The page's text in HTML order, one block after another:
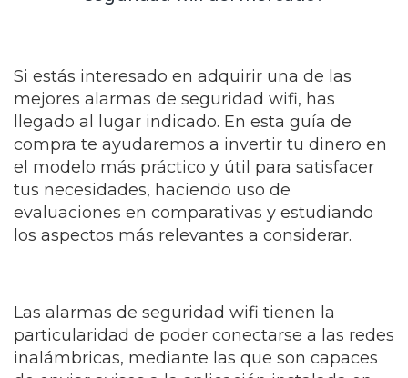
Si estás interesado en adquirir una de las
mejores alarmas de seguridad wifi, has
llegado al lugar indicado. En esta guía de
compra te ayudaremos a invertir tu dinero en
el modelo más práctico y útil para satisfacer
tus necesidades, haciendo uso de
evaluaciones en comparativas y estudiando
los aspectos más relevantes a considerar.
Las alarmas de seguridad wifi tienen la
particularidad de poder conectarse a las redes
inalámbricas, mediante las que son capaces